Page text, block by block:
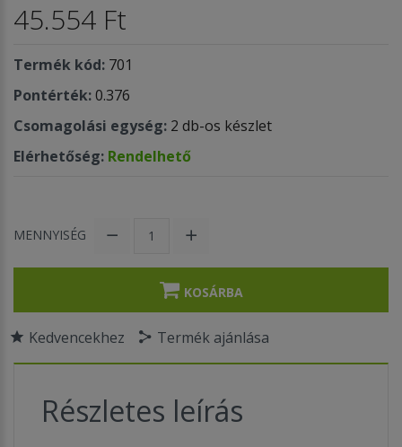
45.554 Ft
Termék kód: 701
Pontérték:0.376
Csomagolási egység: 2 db-os készlet
Elérhetőség: Rendelhető
MENNYISÉG
KOSÁRBA
Kedvencekhez Termék ajánlása
Részletes leírás